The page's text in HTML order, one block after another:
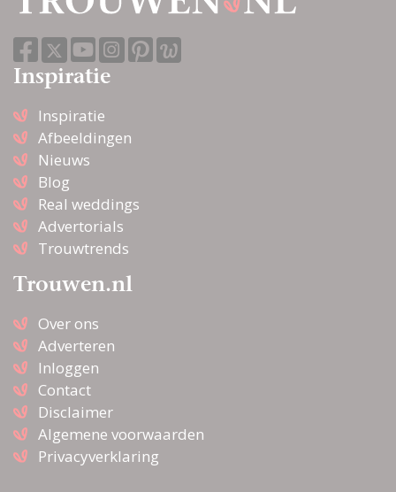
Inspiratie
Inspiratie
Afbeeldingen
Nieuws
Blog
Real weddings
Advertorials
Trouwtrends
Trouwen.nl
Over ons
Adverteren
Inloggen
Contact
Disclaimer
Algemene voorwaarden
Privacyverklaring